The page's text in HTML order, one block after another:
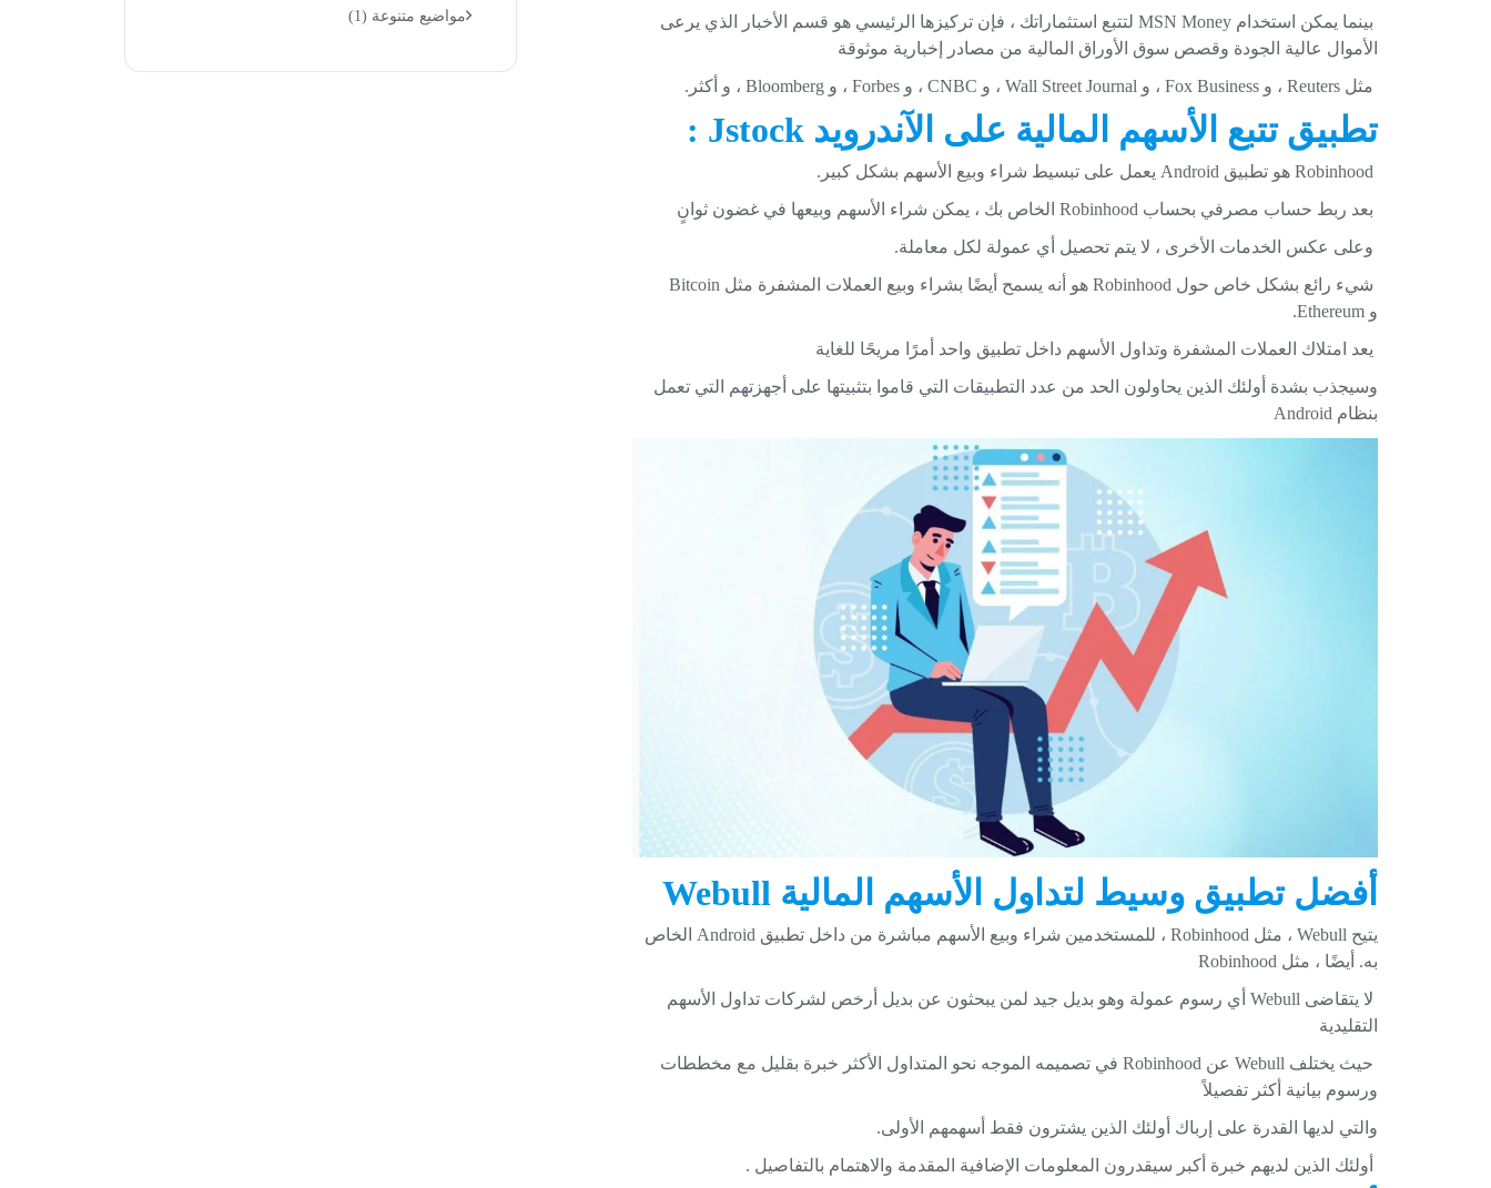
بينما يمكن استخدام MSN Money لتتبع استثماراتك ، فإن تركيزها الرئيسي هو قسم الأخبار الذي يرعى
الأموال عالية الجودة وقصص سوق الأوراق المالية من مصادر إخبارية موثوقة
مثل Reuters ، و Fox Business ، و Wall Street Journal ، و CNBC ، و Forbes ، و Bloomberg ، و أكثر.
تطبيق تتبع الأسهم المالية على الآندرويد
بعد ربط حساب مصرفي بحساب Robinhood الخاص بك ، يمكن شراء الأسهم وبيعها في غضون ثوانٍ
وعلى عكس الخدمات الأخرى ، لا يتم تحصيل أي عمولة لكل معاملة.
شيء رائع بشكل خاص حول Robinhood هو أنه يسمح أيضًا بشراء وبيع العملات المشفرة مثل Bitcoin
و Ethereum.
يعد امتلاك العملات المشفرة وتداول الأسهم داخل تطبيق واحد أمرًا مريحًا للغاية
وسيجذب بشدة أولئك الذين يحاولون الحد من عدد التطبيقات التي قاموا بتثبيتها على أجهزتهم التي تعمل
بنظام Android
أفضل تطبيق وسيط لتداول الأسهم المالية Webull
يتيح Webull ، مثل Robinhood ، للمستخدمين شراء وبيع الأسهم مباشرة من داخل تطبيق Android الخاص
به. أيضًا ، مثل Robinhood
لا يتقاضى Webull أي رسوم عمولة وهو بديل جيد لمن يبحثون عن بديل أرخص لشركات تداول الأسهم
التقليدية
حيث يختلف Webull عن Robinhood في تصميمه الموجه نحو المتداول الأكثر خبرة بقليل مع مخططات
ورسوم بيانية أكثر تفصيلاً
والتي لديها القدرة على إرباك أولئك الذين يشترون فقط أسهمهم الأولى.
أولئك الذين لديهم خبرة أكبر سيقدرون المعلومات الإضافية المقدمة والاهتمام بالتفاصيل .
مواضيع متنوعة (1)